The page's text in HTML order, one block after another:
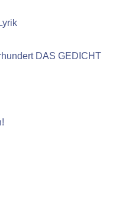
DAS GEDICHT